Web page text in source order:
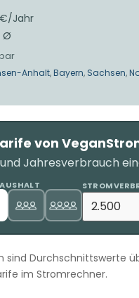
€/Jahr
Ø
Anhalt,Bayern, Sachsen,
von
Jahresverbrauch
sind Durchschnittswerte
im Stromrechner.